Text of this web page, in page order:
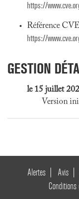
https://
Référence
https://
GESTION
le 15 juillet
Version
Alertes Avis
Conditions